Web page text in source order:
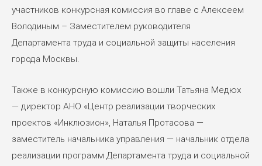
участников конкурсная комиссия во главе с Алексеем
Володиным – Заместителем руководителя
Департамента труда и социальной защиты населения
города Москвы.
Также в конкурсную комиссию вошли Татьяна Медюх
— директор АНО «Центр реализации творческих
проектов «Инклюзион», Наталья Протасова —
заместитель начальника управления — начальник отдела
реализации программ Департамента труда и социальной